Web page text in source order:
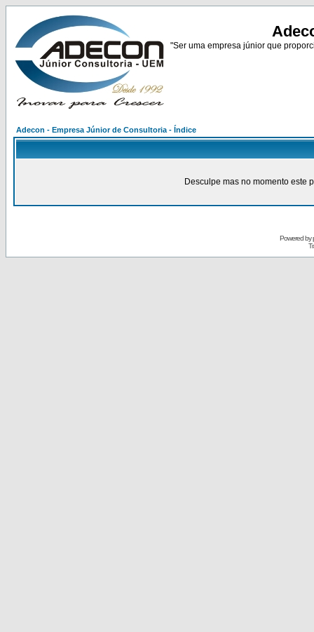
"Ser uma empresa júnior que
Adecon - Empresa Júnior de Consultoria - Índice
Desculpe mas no momento este
Powered by